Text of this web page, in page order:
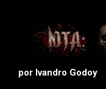
por Ivandro Godoy